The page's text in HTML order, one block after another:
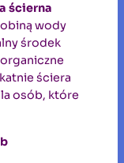
ścierna
wody
środek
ściera
osób, które